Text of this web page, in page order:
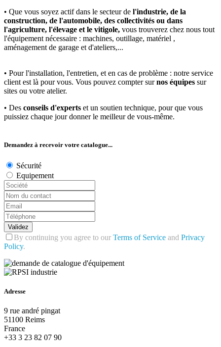
• Que vous soyez actif dans le secteur de l'industrie, de la
construction, de l'automobile, des collectivités ou dans
l'agriculture, l'élevage et le vitigole, vous trouverez chez nous tout
l'équipement nécessaire : machines, outillage, matériel ,
aménagement de garage et d'ateliers,...
• Pour l'installation, l'entretien, et en cas de problème : notre service
client est là pour vous. Vous pouvez compter surnos équipes sur
sites ou votre atelier.
• Des conseils d'experts et un soutien technique, pour que vous
puissiez chaque jour donner le meilleur de vous-même.
Demandez à recevoir votre catalogue...
Sécurité
Equipement
Validez
By continuing you agree to our Terms of Service and Privacy
Policy.
Adresse
9 rue andré pingat
51100 Reims
France
+33 3 23 82 07 90